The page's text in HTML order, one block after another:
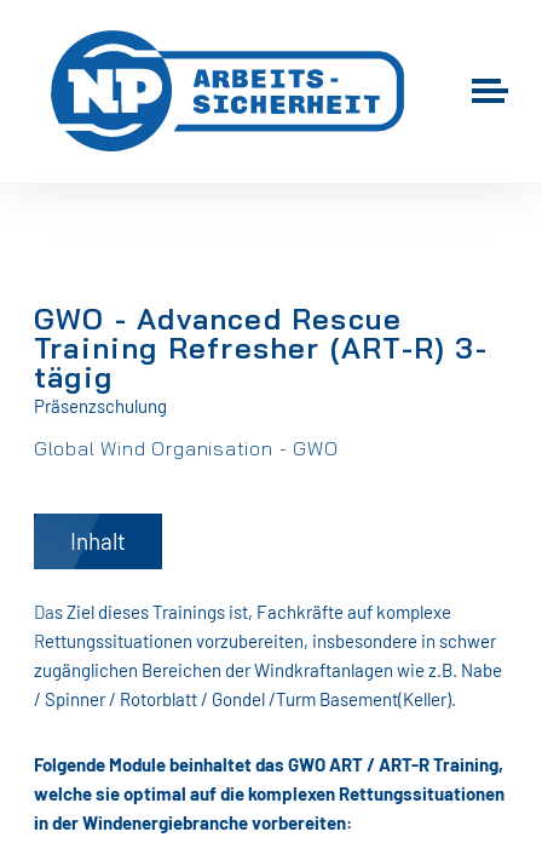
GWO - Advanced Rescue
Training Refresher (ART-R) 3-
tägig
Präsenzschulung
Global Wind Organisation - GWO
Inhalt
Das Ziel dieses Trainings ist, Fachkräfte auf komplexe
Rettungssituationen vorzubereiten, insbesondere in schwer
zugänglichen Bereichen der Windkraftanlagen wie z.B. Nabe
/ Spinner / Rotorblatt / Gondel /Turm Basement(Keller).
Folgende Module beinhaltet das GWO ART / ART-R Training,
welche sie optimal auf die komplexen Rettungssituationen
in der Windenergiebranche vorbereiten: